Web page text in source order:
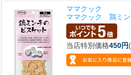
ママクック
ママクック 鶏ミン
当店特別価格450円